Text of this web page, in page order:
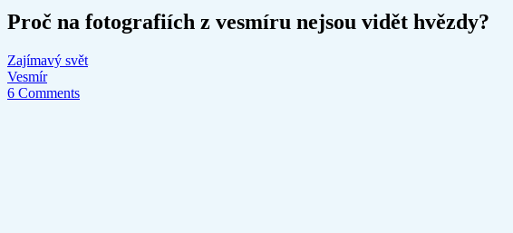
Proč na fotografiích z vesmíru nejsou vidět hvězdy?
Zajímavý svět
Vesmír
6 Comments